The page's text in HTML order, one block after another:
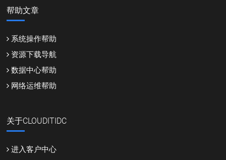
帮助文章
系统操作帮助
资源下载导航
数据中心帮助
网络运维帮助
关于CLOUDITIDC
进入客户中心